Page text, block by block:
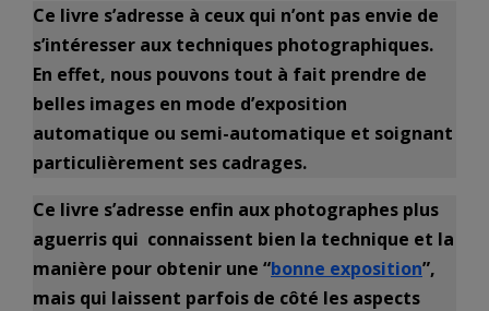
Ce livre s’adresse à ceux qui n’ont pas envie de
s’intéresser aux techniques photographiques.
En effet, nous pouvons tout à fait prendre de
belles images en mode d’exposition
automatique ou semi-automatique et soignant
particulièrement ses cadrages.
Ce livre s’adresse enfin aux photographes plus
aguerris qui connaissent bien la technique et la
manière pour obtenir une “bonne exposition”,
mais qui laissent parfois de côté les aspects